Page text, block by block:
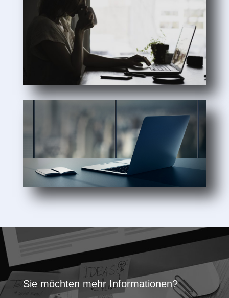
Sie möchten mehr Informationen?